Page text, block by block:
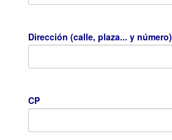
Dirección (calle, plaza... y número)
CP